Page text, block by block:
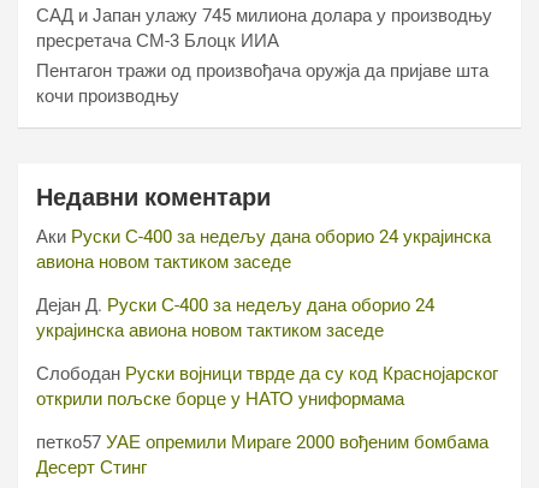
САД и Јапан улажу 745 милиона долара у производњу
пресретача СМ-3 Блоцк ИИА
Пентагон тражи од произвођача оружја да пријаве шта
кочи производњу
Недавни коментари
Аки Руски С-400 за недељу дана оборио 24 украјинска
авиона новом тактиком заседе
Дејан Д. Руски С-400 за недељу дана оборио 24
украјинска авиона новом тактиком заседе
Слободан Руски војници тврде да су код Краснојарског
открили пољске борце у НАТО униформама
петко57 УАЕ опремили Мираге 2000 вођеним бомбама
Десерт Стинг